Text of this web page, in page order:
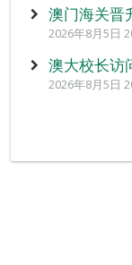
澳门海关晋
2026年8月5日
澳大校长访
2026年8月5日